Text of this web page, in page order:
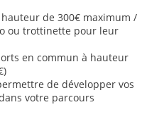
de 300€ maximum /
ou trottinette pour leur
en commun à hauteur
de développer vos
votre parcours